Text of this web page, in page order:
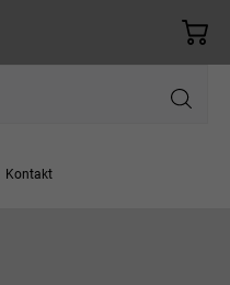
Kontakt